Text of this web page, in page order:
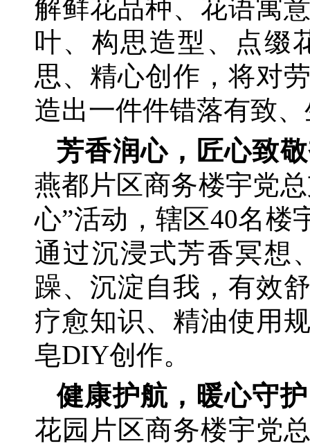
解鲜花品种、花语寓
叶、构思造型、点缀
思、精心创作，将对
造出一件件错落有致
芳香润心，匠心致
燕都片区商务楼宇党
心”活动，辖区40名楼
通过沉浸式芳香冥想
躁、沉淀自我，有效
疗愈知识、精油使用
皂DIY创作。
健康护航，暖心守
花园片区商务楼宇党